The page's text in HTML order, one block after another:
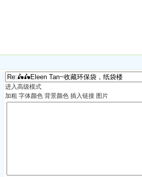
进入高级模式
加粗 字体颜色 背景颜色 插入链接 图片